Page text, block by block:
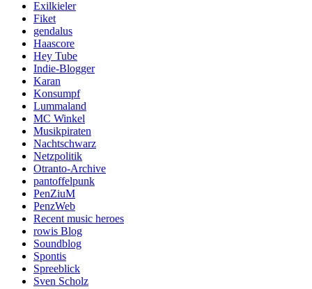
Exilkieler
Fiket
gendalus
Haascore
Hey Tube
Indie-Blogger
Karan
Konsumpf
Lummaland
MC Winkel
Musikpiraten
Nachtschwarz
Netzpolitik
Otranto-Archive
pantoffelpunk
PenZiuM
PenzWeb
Recent music heroes
rowis Blog
Soundblog
Spontis
Spreeblick
Sven Scholz